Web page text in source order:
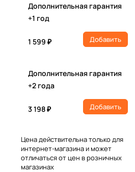
Дополнительная гарантия
+1 год
1 599 ₽ Добавить
Дополнительная гарантия
+2 года
3 198 ₽ Добавить
Цена действительна только для
интернет-магазина и может
отличаться от цен в розничных
магазинах